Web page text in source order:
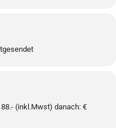
(inkl.Mwst) danach: €